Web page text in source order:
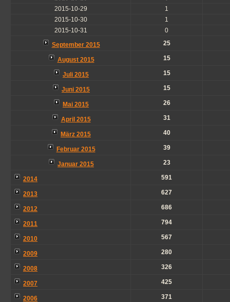
2015-10-29
1
2015-10-30
1
2015-10-31
0
September 2015
25
August 2015 15
Juli 2015 15
Juni 2015 15
Mai 2015 26
April 2015 31
März 2015 40
Februar 2015 39
Januar 2015 23
2014 591
2013 627
2012 686
2011 794
2010 567
2009 280
2008 326
2007 425
2006 371